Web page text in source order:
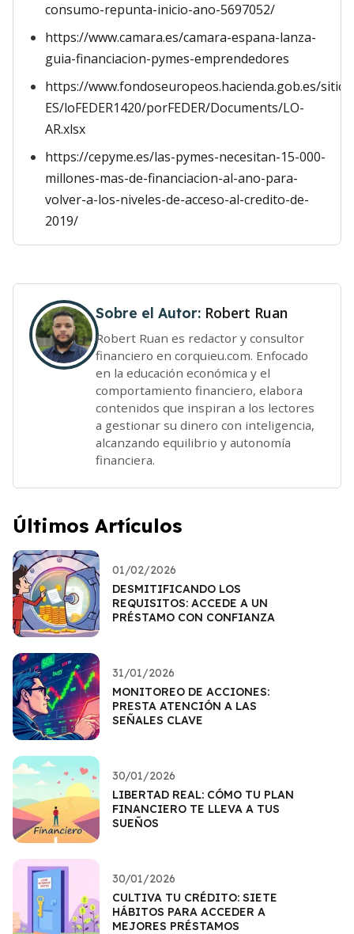
consumo-repunta-inicio-ano-5697052/
https://www.camara.es/camara-espana-lanza-
guia-financiacion-pymes-emprendedores
https://www.fondoseuropeos.hacienda.gob.es/
ES/loFEDER1420/porFEDER/Documents/LO-
AR.xlsx
https://cepyme.es/las-pymes-necesitan-15-000-
millones-mas-de-financiacion-al-ano-para-
volver-a-los-niveles-de-acceso-al-credito-de-
2019/
Sobre el Autor: Robert Ruan
Robert Ruan es redactor y consultor
financiero en corquieu.com. Enfocado
en la educación económica y el
comportamiento financiero, elabora
contenidos que inspiran a los lectores
a gestionar su dinero con inteligencia,
alcanzando equilibrio y autonomía
financiera.
Últimos Artículos
01/02/2026
DESMITIFICANDO LOS
REQUISITOS: ACCEDE A UN
PRÉSTAMO CON CONFIANZA
31/01/2026
MONITOREO DE ACCIONES:
PRESTA ATENCIÓN A LAS
SEÑALES CLAVE
30/01/2026
LIBERTAD REAL: CÓMO TU PLAN
FINANCIERO TE LLEVA A TUS
SUEÑOS
30/01/2026
CULTIVA TU CRÉDITO: SIETE
HÁBITOS PARA ACCEDER A
MEJORES PRÉSTAMOS